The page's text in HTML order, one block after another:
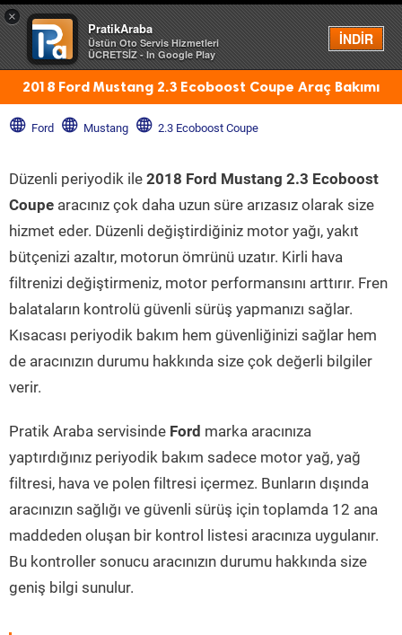
×
PratikAraba
Üstün Oto Servis Hizmetleri
ÜCRETSİZ - In Google Play
İNDİR
Menü
2018 Ford Mustang 2.3 Ecoboost Coupe Araç Bakımı
Ford Mustang 2.3 Ecoboost Coupe
Düzenli periyodik ile 2018 Ford Mustang 2.3 Ecoboost
Coupe aracınız çok daha uzun süre arızasız olarak size
hizmet eder. Düzenli değiştirdiğiniz motor yağı, yakıt
bütçenizi azaltır, motorun ömrünü uzatır. Kirli hava
filtrenizi değiştirmeniz, motor performansını arttırır. Fren
balataların kontrolü güvenli sürüş yapmanızı sağlar.
Kısacası periyodik bakım hem güvenliğinizi sağlar hem
de aracınızın durumu hakkında size çok değerli bilgiler
verir.
Pratik Araba servisinde Ford marka aracınıza
yaptırdığınız periyodik bakım sadece motor yağ, yağ
filtresi, hava ve polen filtresi içermez. Bunların dışında
aracınızın sağlığı ve güvenli sürüş için toplamda 12 ana
maddeden oluşan bir kontrol listesi aracınıza uygulanır.
Bu kontroller sonucu aracınızın durumu hakkında size
geniş bilgi sunulur.